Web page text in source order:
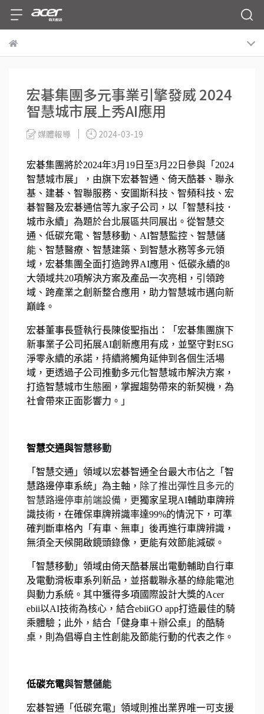
宏碁集團多元事業引擎發威 2024
智慧城市展上秀AI應用
媒體報導 2024-03-19
宏碁集團將於2024年3月19日至3月22日參與「2024
智慧城市展」，由旗下宏碁智通、倚天酷碁、聯永
基、建碁、智聯服務、安圖斯科技、智頻科技、宏
碁智醫及宏碁通信等九家子公司，以「智慧科技．
城市永續」為題於台北展區共同展出。從智慧交
通、低碳充電、智慧移動、AI智慧監控、智慧儲
能、智慧醫療、智慧建築、到智慧水務等多元領
域，宏碁集團全面打造跨界AI應用、低碳永續的8
大領域共20項解決方案及產品一次亮相，引領跨
域、跨產業之創新整合應用，助力智慧城市邁向新
巔峰。
宏碁董事長暨執行長陳俊聖指出：「宏碁集團旗下
新事業子公司拓展AI創新應用有成，並堅守對ESG
淨零永續的承諾，持續將觸角延伸到各個生活場
域，更透過子公司推動多元化智慧城市解決方案，
打造智慧城市生態圈，掌握趨勢帶來的新契機，為
社會帶來正面影響力。」
智慧交通與智慧移動
「智慧交通」領域以宏碁智通全台最大市佔之「智
慧路邊停車系統」為主軸， 除了推出彈性且多元的
智慧路邊停車前端設備，更獨家呈現AI輔助車牌辨
識技術，在確保車牌辨識率達99%的情況下，可準
確判斷車格內「有車、無車」後再進行車牌辨識，
無須全天候開啟鏡頭錄像，更能有效節能減碳。
「智慧移動」領域由倚天酷碁展出電動輔助自行車
及電動滑板車系列新品，並搭載聯永基的綠能電池
與動力系統。其中獲得多項國際設計大獎的Acer
ebii以AI技術為核心，結合ebiiGO app打造最佳的騎
乘體驗；此外，結合「健身車＋辦公桌」的酷騎
桌，則為倡導自主性創能及節能行動的代表之作。
低碳充電與智慧儲能
宏碁智通「低碳充電」領域則推出業界唯一可支援